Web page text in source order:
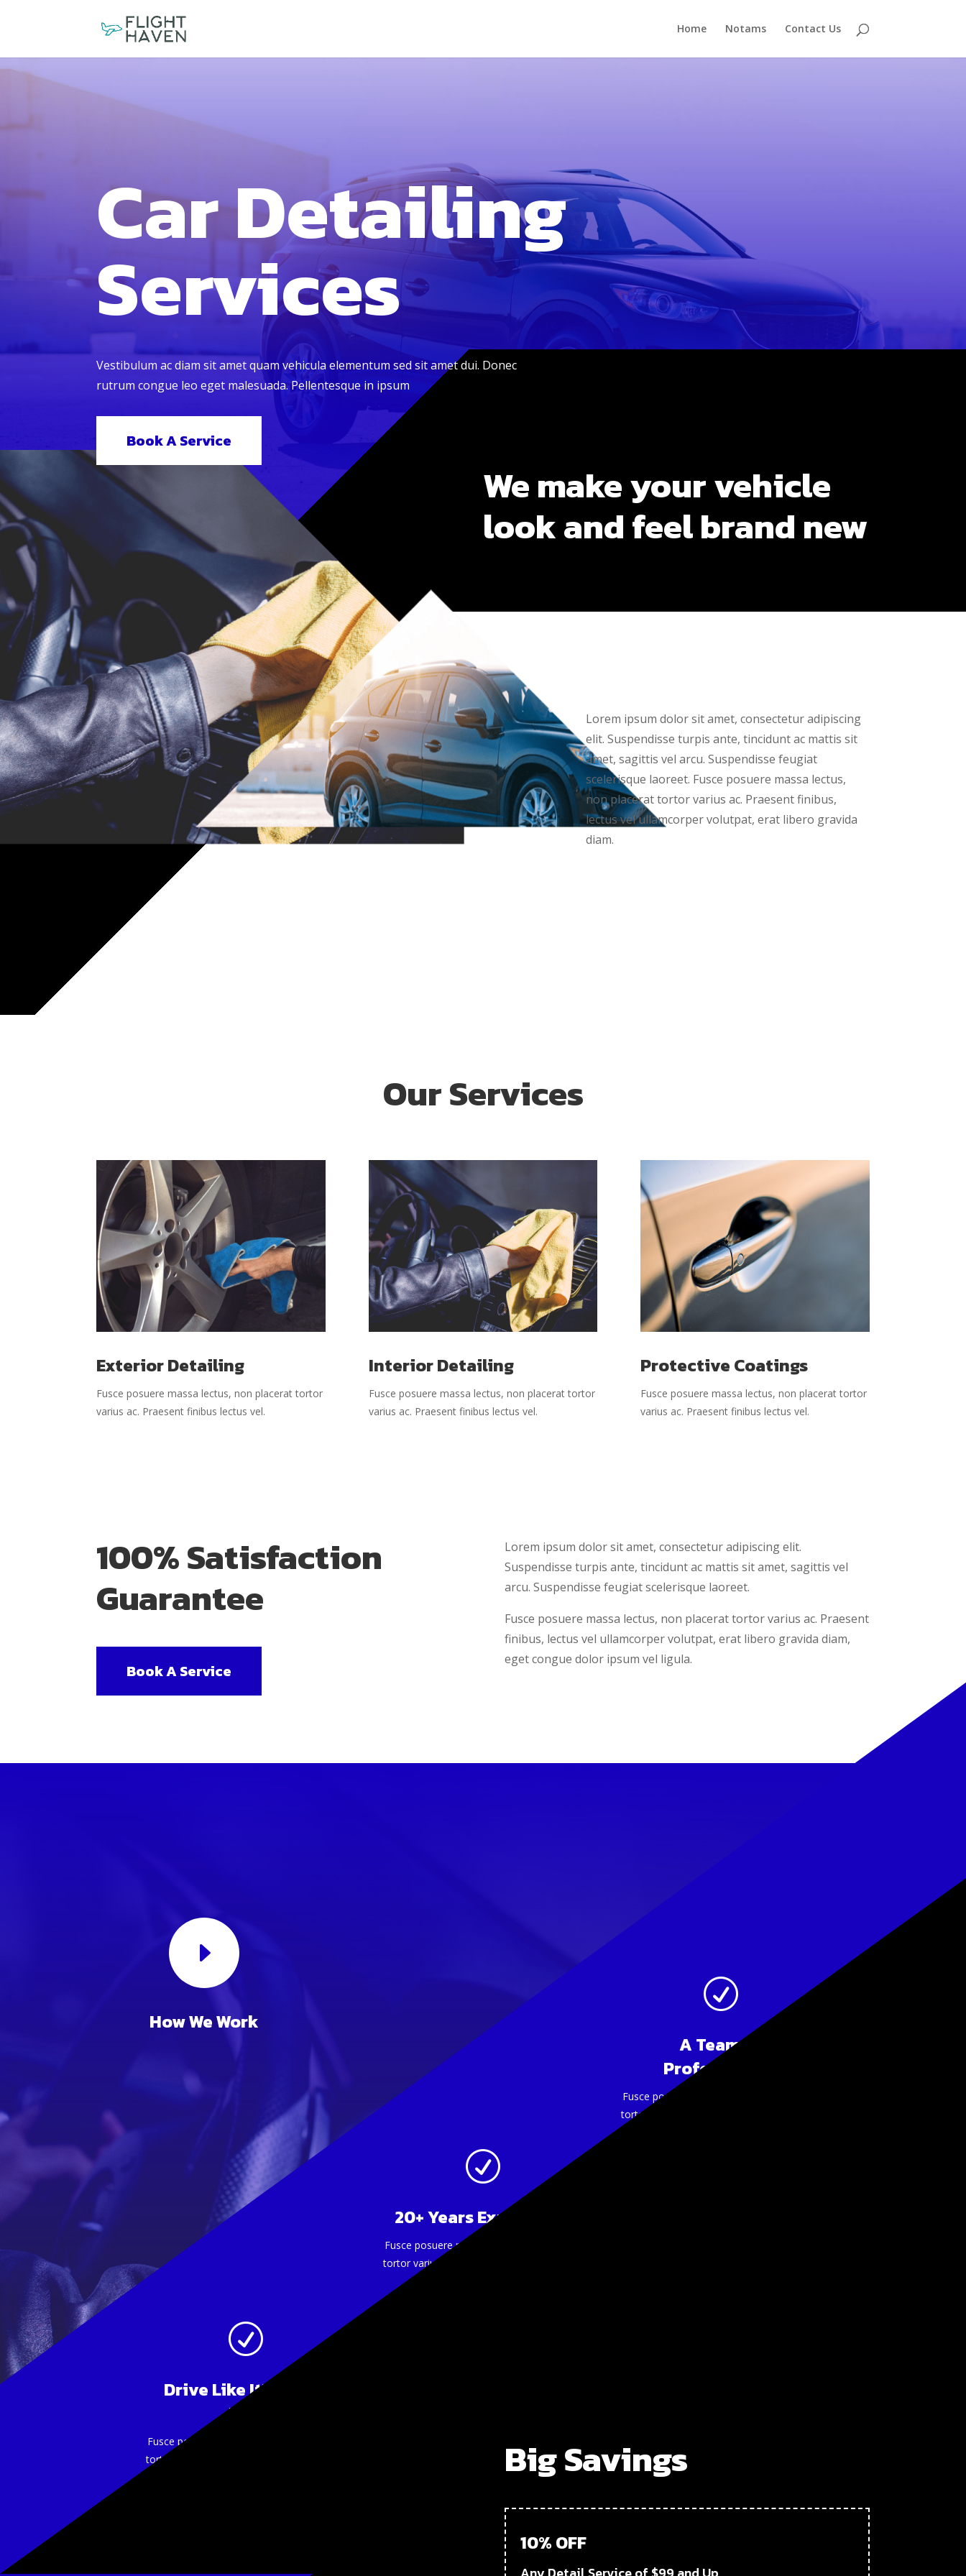
Home Notams Contact Us
Car Detailing
Services
Vestibulum ac diam sit amet quam vehicula elementum sed sit amet dui. Donec
rutrum congue leo eget malesuada. Pellentesque in ipsum
Book A Service
We make your vehicle
look and feel brand new
Lorem ipsum dolor sit amet, consectetur adipiscing
elit. Suspendisse turpis ante, tincidunt ac mattis sit
amet, sagittis vel arcu. Suspendisse feugiat
scelerisque laoreet. Fusce posuere massa lectus,
non placerat tortor varius ac. Praesent finibus,
lectus vel ullamcorper volutpat, erat libero gravida
diam.
Our Services
Exterior Detailing
Fusce posuere massa lectus, non placerat tortor
varius ac. Praesent finibus lectus vel.
Interior Detailing
Fusce posuere massa lectus, non placerat tortor
varius ac. Praesent finibus lectus vel.
Protective Coatings
Fusce posuere massa lectus, non placerat tortor
varius ac. Praesent finibus lectus vel.
100% Satisfaction
Guarantee
Book A Service
Lorem ipsum dolor sit amet, consectetur adipiscing elit.
Suspendisse turpis ante, tincidunt ac mattis sit amet, sagittis vel
arcu. Suspendisse feugiat scelerisque laoreet.
Fusce posuere massa lectus, non placerat tortor varius ac. Praesent
finibus, lectus vel ullamcorper volutpat, erat libero gravida diam,
eget congue dolor ipsum vel ligula.
E
How We Work
R
Drive Like It's Brand
New
Fusce posuere massa lectus, non placerat
tortor varius ac. Praesent finibus lectus vel.
R
20+ Years Experience
Fusce posuere massa lectus, non placerat
tortor varius ac. Praesent finibus lectus vel.
R
A Team of
Professionals
Fusce posuere massa lectus, non placerat
tortor varius ac. Praesent finibus lectus vel.
Big Savings
10% OFF